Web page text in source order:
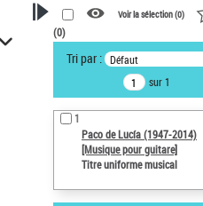
VOTRE RECHERCHE
Recherche avancée dans les
notices d’autorité
Œuvres liées à l'auteur :
Paco de Lucía (1947-2014)
Auteur d’œuvre
Voir la sélection (0)
(0)
Tri par : Défaut
sur 1
1
Paco de Lucía (1947-2014)
[Musique pour guitare]
Titre uniforme musical